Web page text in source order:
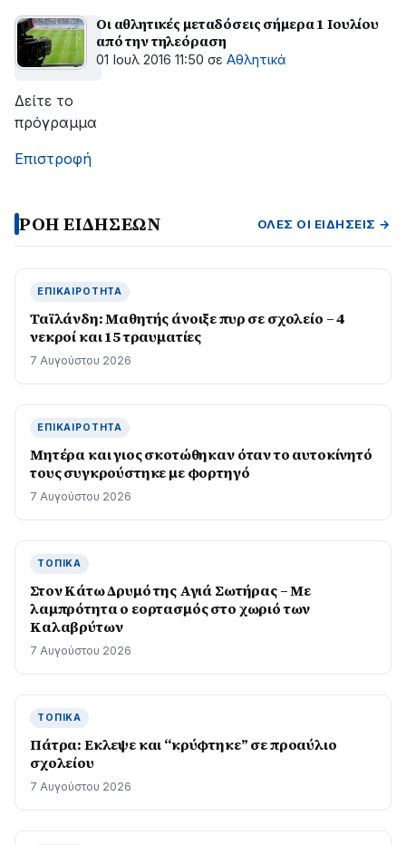
Οι αθλητικές μεταδόσεις σήμερα 1 Ιουλίου
από την τηλεόραση
01 Ιουλ 2016 11:50 σε Αθλητικά
Δείτε το
πρόγραμμα
Επιστροφή
ΡΟΗ ΕΙΔΗΣΕΩΝ ΌΛΕΣ ΟΙ ΕΙΔΉΣΕΙΣ →
ΕΠΙΚΑΙΡΌΤΗΤΑ
Ταϊλάνδη: Μαθητής άνοιξε πυρ σε σχολείο – 4
νεκροί και 15 τραυματίες
7 Αυγούστου 2026
ΕΠΙΚΑΙΡΌΤΗΤΑ
Μητέρα και γιος σκοτώθηκαν όταν το αυτοκίνητό
τους συγκρούστηκε με φορτηγό
7 Αυγούστου 2026
ΤΟΠΙΚΆ
Στον Κάτω Δρυμό της Αγιά Σωτήρας – Με
λαμπρότητα ο εορτασμός στο χωριό των
Καλαβρύτων
7 Αυγούστου 2026
ΤΟΠΙΚΆ
Πάτρα: Εκλεψε και “κρύφτηκε” σε προαύλιο
σχολείου
7 Αυγούστου 2026